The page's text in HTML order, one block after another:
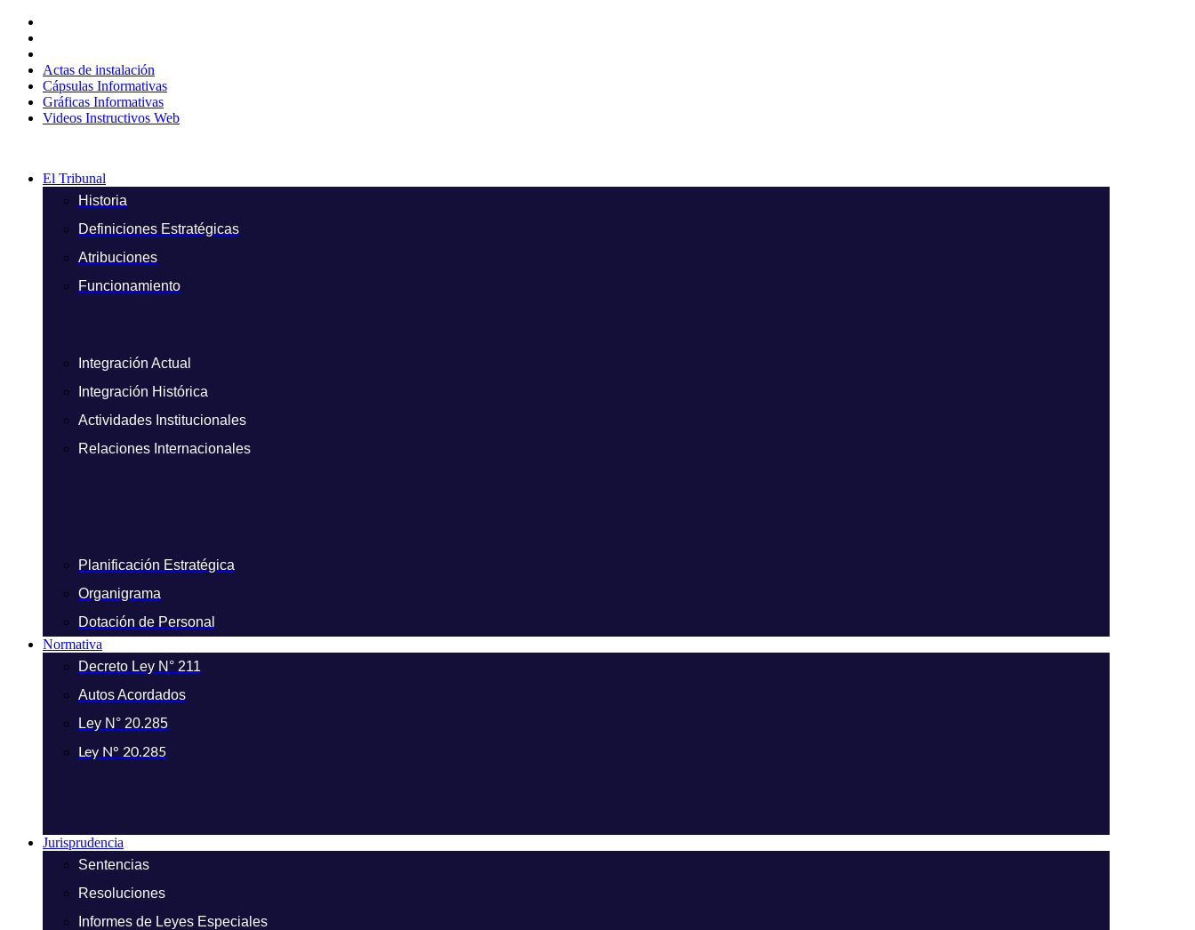
contenido
Actas de instalación
Cápsulas Informativas
Gráficas Informativas
Videos Instructivos Web
El Tribunal
Historia
Definiciones Estratégicas
Atribuciones
Funcionamiento
Integración Actual
Integración Histórica
Actividades Institucionales
Relaciones Internacionales
Planificación Estratégica
Organigrama
Dotación de Personal
Normativa
Decreto Ley N° 211
Autos Acordados
Ley N° 20.285
Ley N° 20.285
Jurisprudencia
Sentencias
Resoluciones
Informes de Leyes Especiales